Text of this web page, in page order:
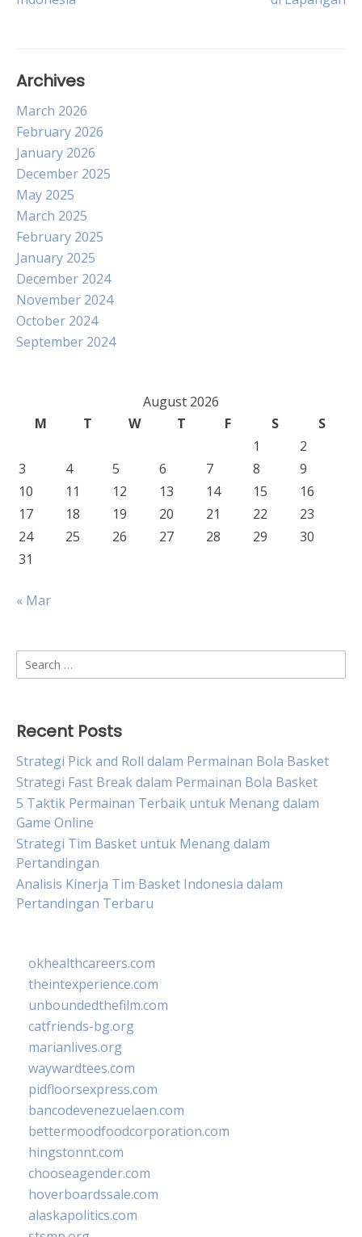
navigation
Archives
March 2026
February 2026
January 2026
December 2025
May 2025
March 2025
February 2025
January 2025
December 2024
November 2024
October 2024
September 2024
August 2026
M
T W T F S
S
1
2
3
4 5 6 7 8
9
10
11 12 13 14 15
16
17
18 19 20 21 22
23
24
25 26 27 28 29
30
31
« Mar
Search
for:
Recent Posts
Strategi Pick and Roll dalam Permainan Bola Basket
Strategi Fast Break dalam Permainan Bola Basket
5 Taktik Permainan Terbaik untuk Menang dalam
Game Online
Strategi Tim Basket untuk Menang dalam
Pertandingan
Analisis Kinerja Tim Basket Indonesia dalam
Pertandingan Terbaru
okhealthcareers.com
theintexperience.com
unboundedthefilm.com
catfriends-bg.org
marianlives.org
waywardtees.com
pidfloorsexpress.com
bancodevenezuelaen.com
bettermoodfoodcorporation.com
hingstonnt.com
chooseagender.com
hoverboardssale.com
alaskapolitics.com